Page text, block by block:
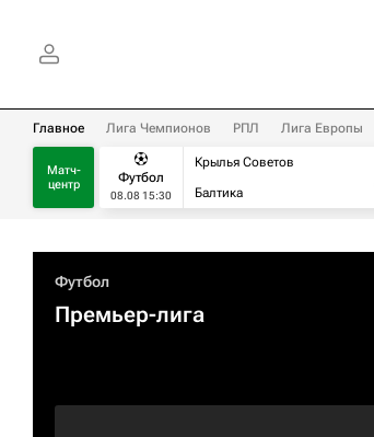
Главное Лига Чемпионов РПЛ Лига Европы
Матч-
центр
Футбол
08.08 15:30
Крылья Советов
Балтика
Футбол
Премьер-лига